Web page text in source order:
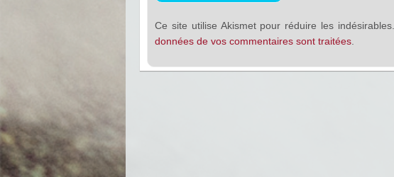
Ce site utilise Akismet pour réduire les indésirables.
données de vos commentaires sont traitées